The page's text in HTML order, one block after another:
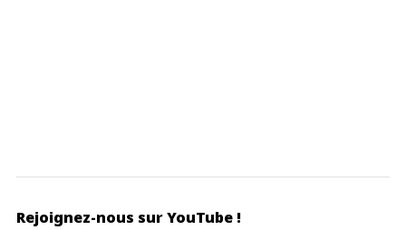
Rejoignez-nous sur YouTube !